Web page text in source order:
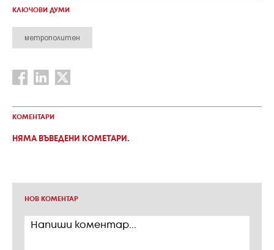
КЛЮЧОВИ ДУМИ
метрополитен
КОМЕНТАРИ
НЯМА ВЪВЕДЕНИ КОМЕТАРИ.
НОВ КОМЕНТАР